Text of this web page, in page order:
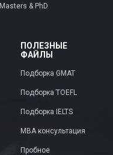
Masters & PhD
ПОЛЕЗНЫЕ
ФАЙЛЫ
Подборка GMAT
Подборка TOEFL
Подборка IELTS
MBA консультация
Пробное